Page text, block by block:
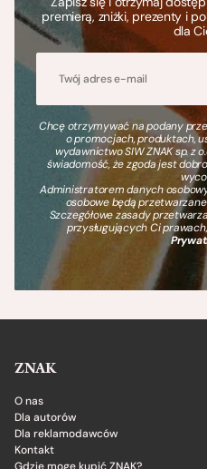
premierą, zniżki, prezenty i
dla
Chcę otrzymywać na podany
o promocjach, produktach,
wydawnictwo SIW ZNAK sp. z
świadomość, że zgoda jest
Administratorem danych
osobowe będą
Szczegółowe zasady
przysługujących Ci
ZNAK
O nas
Dla autorów
Dla reklamodawców
Kontakt